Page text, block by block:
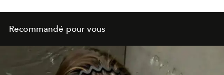
Recommandé pour vous